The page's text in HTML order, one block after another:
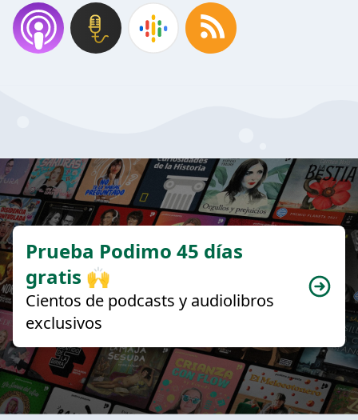
Prueba Podimo 45 días
gratis 🙌
Cientos de podcasts y audiolibros
exclusivos